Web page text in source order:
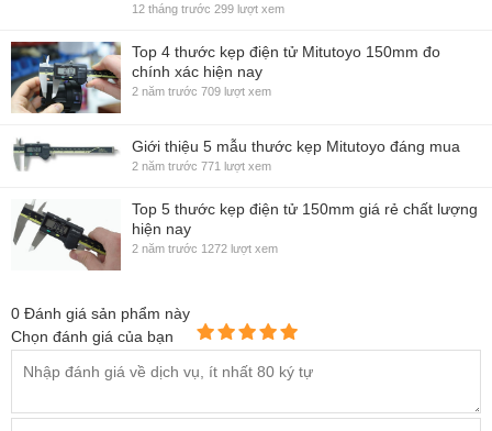
12 tháng trước 299 lượt xem
Top 4 thước kẹp điện tử Mitutoyo 150mm đo
chính xác hiện nay
2 năm trước 709 lượt xem
Giới thiệu 5 mẫu thước kẹp Mitutoyo đáng mua
2 năm trước 771 lượt xem
Top 5 thước kẹp điện tử 150mm giá rẻ chất lượng
hiện nay
2 năm trước 1272 lượt xem
0 Đánh giá sản phẩm này
Chọn đánh giá của bạn